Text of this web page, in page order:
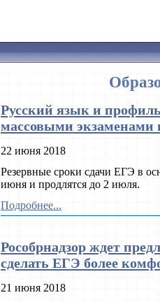
Русский язык и
массовыми экзаменами
22 июня 2018
Резервные сроки сдачи ЕГЭ в
июня и продлятся до 2 июля.
Подробнее...
Рособрнадзор ждет
сделать ЕГЭ более
21 июня 2018